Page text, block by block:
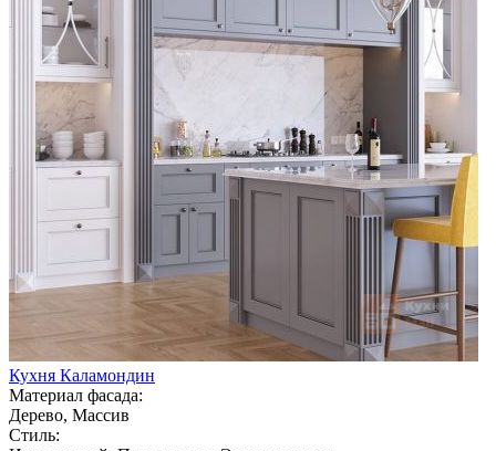
Кухня Каламондин
Материал фасада:
Дерево, Массив
Стиль: